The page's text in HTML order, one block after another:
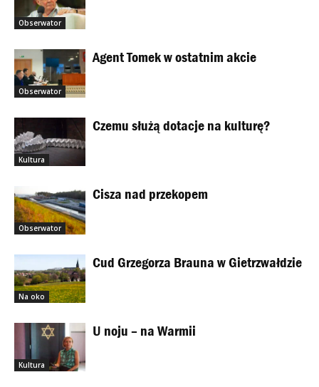
Obserwator
Obserwator
Agent Tomek w ostatnim akcie
Kultura
Czemu służą dotacje na kulturę?
Obserwator
Cisza nad przekopem
Na oko
Cud Grzegorza Brauna w Gietrzwałdzie
Kultura
U noju – na Warmii